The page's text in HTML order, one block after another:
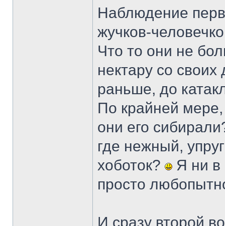
Наблюдение
жучков-
Что то они не
нектару со
раньше, до
По крайней
они его
где нежный,
хоботок?
Я ни в
просто
И сразу второй